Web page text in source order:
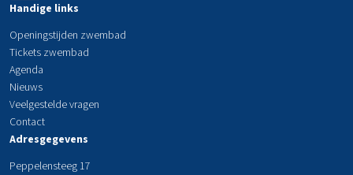
Handige links
Openingstijden zwembad
Tickets zwembad
Agenda
Nieuws
Veelgestelde vragen
Contact
Adresgegevens
Peppelensteeg 17